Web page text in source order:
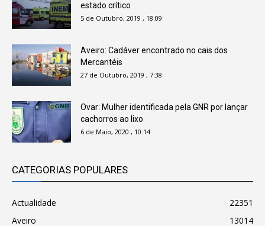
estado crítico
5 de Outubro, 2019 , 18:09
Aveiro: Cadáver encontrado no cais dos
Mercantéis
27 de Outubro, 2019 , 7:38
Ovar: Mulher identificada pela GNR por lançar
cachorros ao lixo
6 de Maio, 2020 , 10:14
CATEGORIAS POPULARES
Actualidade
22351
Aveiro
13014